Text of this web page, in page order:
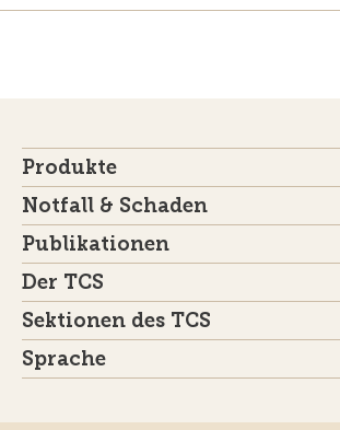
Produkte
Notfall & Schaden
Publikationen
Der TCS
Sektionen des TCS
Sprache